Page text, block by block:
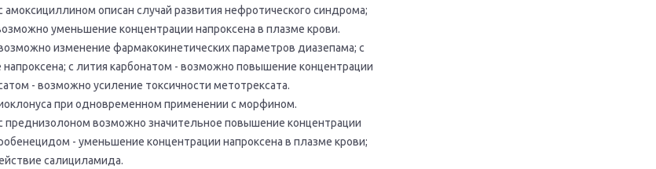
описан случай развития нефротического синдрома;
уменьшение концентрации напроксена в плазме крови.
изменение фармакокинетических параметров диазепама; с
с лития карбонатом - возможно повышение концентрации
- возможно усиление токсичности метотрексата.
при одновременном применении с морфином.
возможно значительное повышение концентрации
- уменьшение концентрации напроксена в плазме крови;
салициламида.